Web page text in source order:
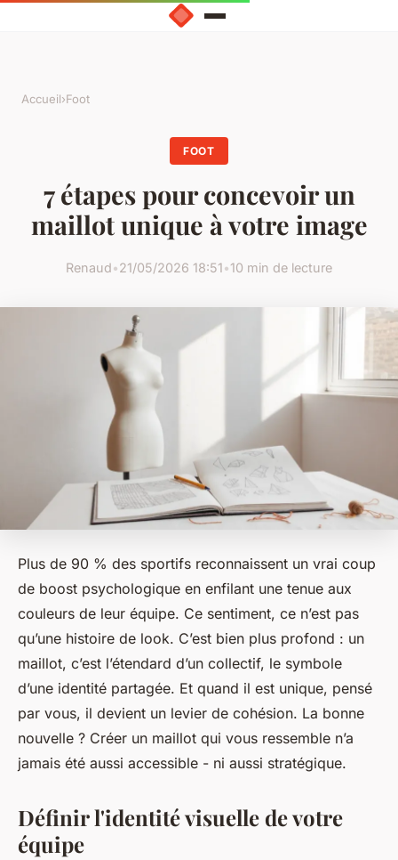
Accueil›Foot
FOOT
7 étapes pour concevoir un
maillot unique à votre image
Renaud•21/05/2026 18:51•10 min de lecture
Plus de 90 % des sportifs reconnaissent un vrai coup
de boost psychologique en enfilant une tenue aux
couleurs de leur équipe. Ce sentiment, ce n’est pas
qu’une histoire de look. C’est bien plus profond : un
maillot, c’est l’étendard d’un collectif, le symbole
d’une identité partagée. Et quand il est unique, pensé
par vous, il devient un levier de cohésion. La bonne
nouvelle ? Créer un maillot qui vous ressemble n’a
jamais été aussi accessible - ni aussi stratégique.
Définir l'identité visuelle de votre
équipe